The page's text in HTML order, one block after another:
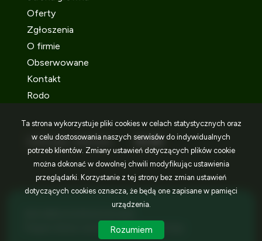
Oferty
Zgłoszenia
O firmie
Obserwowane
Kontakt
Rodo
SOCIAL MEDIA Facebook
Facebook
Facebook
Program dla biur nieruchomościGalactica Virgo
Ta strona wykorzystuje pliki cookies w celach statystycznych oraz
w celu dostosowania naszych serwisów do indywidualnych
potrzeb klientów. Zmiany ustawień dotyczących plików cookie
można dokonać w dowolnej chwili modyfikując ustawienia
przeglądarki. Korzystanie z tej strony bez zmian ustawień
dotyczących cookies oznacza, że będą one zapisane w pamięci
urządzenia.
Rozumiem